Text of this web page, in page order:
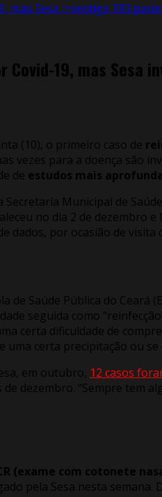
mas Sesa investiga 183
19, mas Sesa
(10), o primeiro caso de
vezes para a doença são
de estudos mais
Municipal de
no dia 2 de dezembro
dados, por ocasião de
Saúde Pública do Ceará
seguida como
certa dificuldade de
certa precipitação ou
em outubro, 12 casos
dezembro. “Sempre tem
(exame com cotonete
pela Sesa nesta